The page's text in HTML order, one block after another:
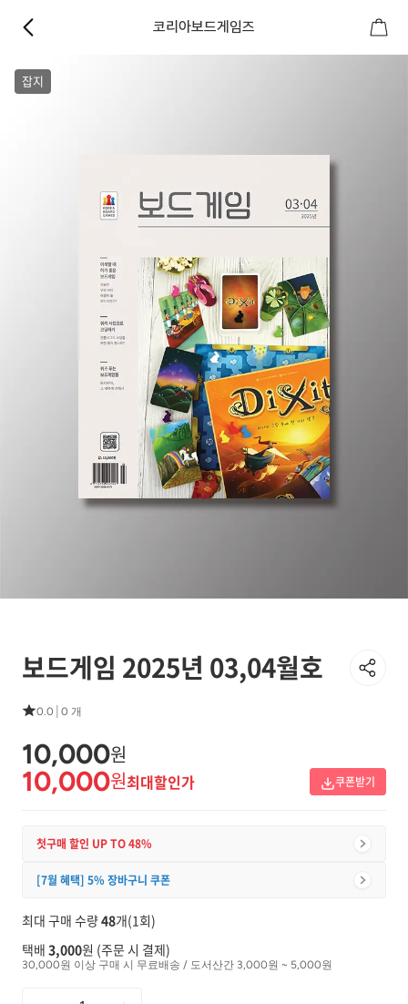
코리아보드게임즈
잡지
보드게임 2025년 03,04월호
0.0 0 개
10,000원
10,000원최대할인가 쿠폰받기
첫구매 할인 UP TO 48%
[7월 혜택] 5% 장바구니 쿠폰
최대 구매 수량48개(1회)
택배 3,000원 (주문 시 결제)
30,000원 이상 구매 시 무료배송 / 도서산간 3,000원 ~ 5,000원